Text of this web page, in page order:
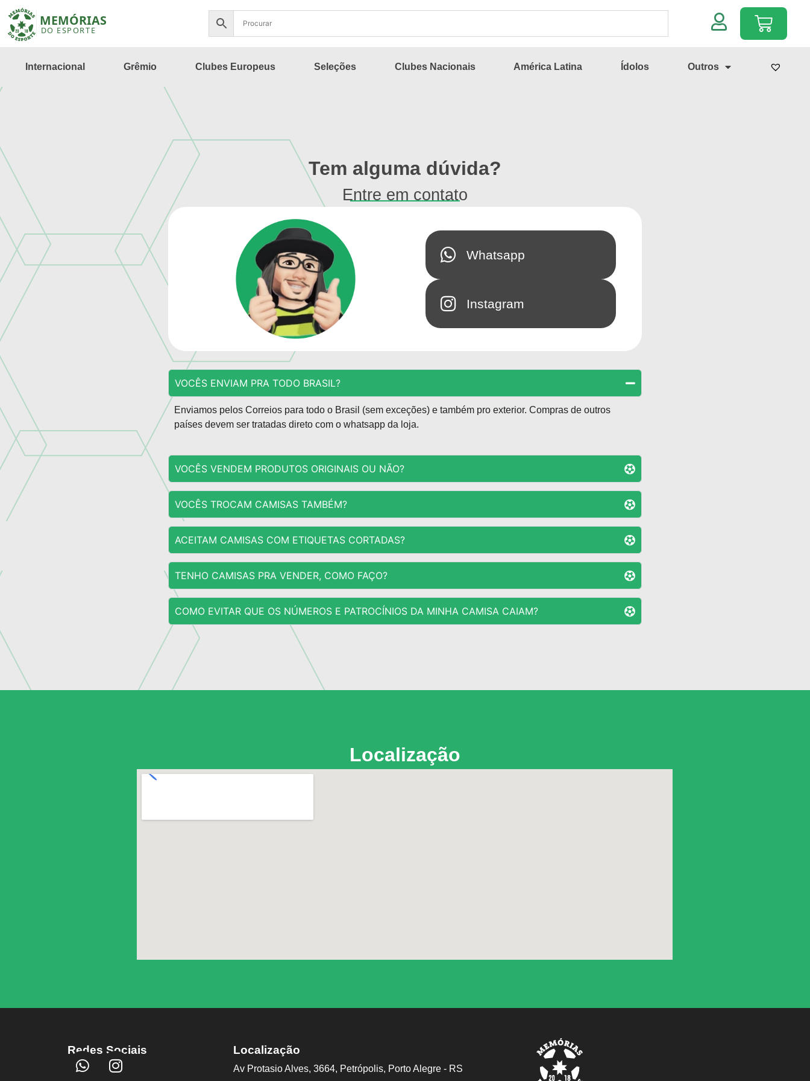
Internacional Grêmio Clubes Europeus Seleções Clubes Nacionais América Latina Ídolos Outros
Tem alguma dúvida?
Entre em contato
Whatsapp
Instagram
VOCÊS ENVIAM PRA TODO BRASIL?
Enviamos pelos Correios para todo o Brasil (sem exceções) e também pro exterior. Compras de outros
países devem ser tratadas direto com o whatsapp da loja.
VOCÊS VENDEM PRODUTOS ORIGINAIS OU NÃO?
VOCÊS TROCAM CAMISAS TAMBÉM?
ACEITAM CAMISAS COM ETIQUETAS CORTADAS?
TENHO CAMISAS PRA VENDER, COMO FAÇO?
COMO EVITAR QUE OS NÚMEROS E PATROCÍNIOS DA MINHA CAMISA CAIAM?
Localização
Redes Sociais Localização
Av Protasio Alves, 3664, Petrópolis, Porto Alegre - RS